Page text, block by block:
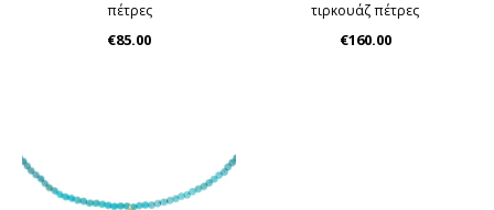
πέτρες
€85.00
τιρκουάζ πέτρες
€160.00